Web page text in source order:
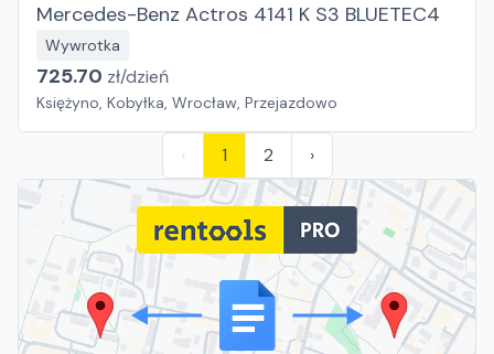
Mercedes-Benz Actros 4141 K S3 BLUETEC4
Wywrotka
725.70 zł/dzień
Księżyno, Kobyłka, Wrocław, Przejazdowo
‹ 1 2 ›